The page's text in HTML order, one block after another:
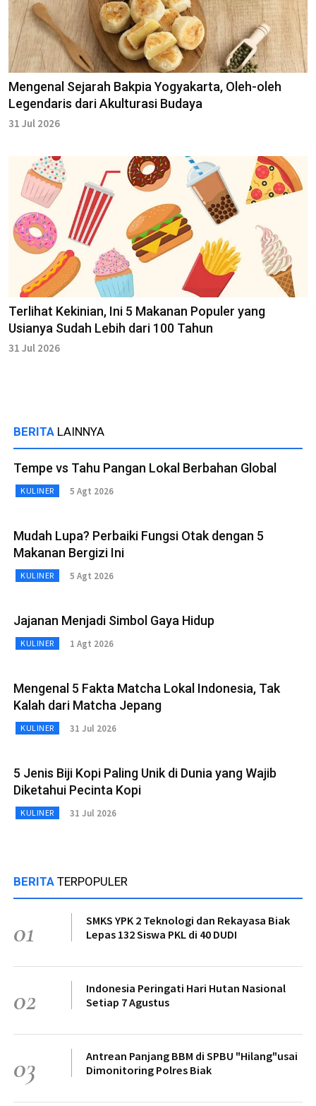
Mengenal Sejarah Bakpia Yogyakarta, Oleh-oleh
Legendaris dari Akulturasi Budaya
31 Jul 2026
Terlihat Kekinian, Ini 5 Makanan Populer yang
Usianya Sudah Lebih dari 100 Tahun
31 Jul 2026
BERITA LAINNYA
Tempe vs Tahu Pangan Lokal Berbahan Global
KULINER 5 Agt 2026
Mudah Lupa? Perbaiki Fungsi Otak dengan 5
Makanan Bergizi Ini
KULINER 5 Agt 2026
Jajanan Menjadi Simbol Gaya Hidup
KULINER 1 Agt 2026
Mengenal 5 Fakta Matcha Lokal Indonesia, Tak
Kalah dari Matcha Jepang
KULINER 31 Jul 2026
5 Jenis Biji Kopi Paling Unik di Dunia yang Wajib
Diketahui Pecinta Kopi
KULINER 31 Jul 2026
BERITA TERPOPULER
01
SMKS YPK 2 Teknologi dan Rekayasa Biak
Lepas 132 Siswa PKL di 40 DUDI
02
Indonesia Peringati Hari Hutan Nasional
Setiap 7 Agustus
03
Antrean Panjang BBM di SPBU "Hilang"usai
Dimonitoring Polres Biak